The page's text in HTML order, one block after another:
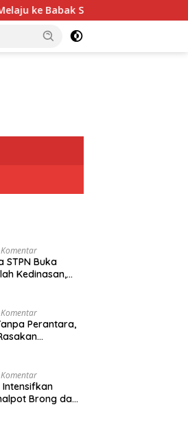
Melawi Tempati
STPN Buka
Kedinasan,
dan Tata
Perantara,
Intensifkan
Brong dan